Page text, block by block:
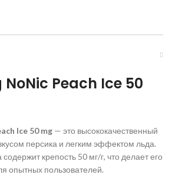
Peach Ice 50
Ice 50 mg — это высококачественный
персика и легким эффектом льда.
крепость 50 мг/г, что делает его
опытных пользователей.